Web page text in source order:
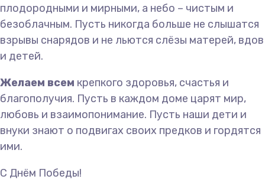
плодородными и мирными, а небо – чистым и
безоблачным. Пусть никогда больше не слышатся
взрывы снарядов и не льются слёзы матерей, вдов
и детей.
Желаем всем крепкого здоровья, счастья и
благополучия. Пусть в каждом доме царят мир,
любовь и взаимопонимание. Пусть наши дети и
внуки знают о подвигах своих предков и гордятся
ими.
С Днём Победы!